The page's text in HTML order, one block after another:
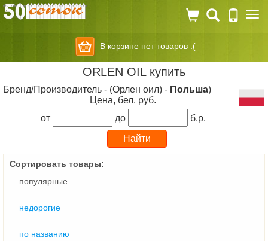
В корзине нет товаров :(
ORLEN OIL купить
Бренд/Производитель - (Орлен оил) - Польша)
Цена, бел. руб.
от
до б.р.
Сортировать товары:
популярные
недорогие
по названию